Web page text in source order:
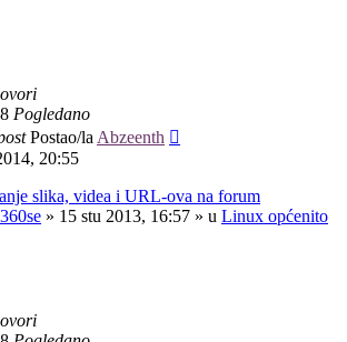
Pogledano
Postao/la Abzeenth
20:55
slika, videa i URL-ova na forum
» 15 stu 2013, 16:57 » u Linux općenito